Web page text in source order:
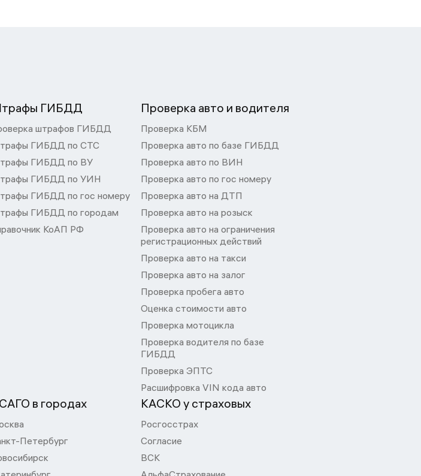
ГИБДД
штрафов ГИБДД
ГИБДД по СТС
ГИБДД по ВУ
ГИБДД по УИН
ГИБДД по гос номеру
ГИБДД по городам
КоАП РФ
Проверка авто и водителя
Проверка КБМ
Проверка авто по базе ГИБДД
Проверка авто по ВИН
Проверка авто по гос номеру
Проверка авто на ДТП
Проверка авто на розыск
Проверка авто на ограничения
регистрационных действий
Проверка авто на такси
Проверка авто на залог
Проверка пробега авто
Оценка стоимости авто
Проверка мотоцикла
Проверка водителя по базе
ГИБДД
Проверка ЭПТС
Расшифровка VIN кода авто
в городах
Петербург
КАСКО у страховых
Росгосстрах
Согласие
ВСК